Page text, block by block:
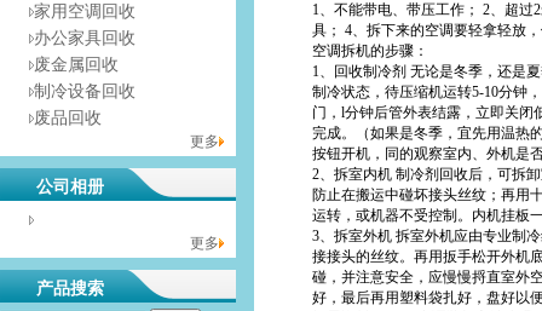
家用空调回收
办公家具回收
废金属回收
制冷设备回收
废品回收
更多
公司相册
没有相册分类！
更多
产品搜索
1、不能带电、带压工作； 2、超
具； 4、拆下来的空调要轻拿轻放
空调拆机的步骤：
1、回收制冷剂 无论是冬季，还是
制冷状态，待压缩机运转5-10分钟
门，l分钟后管外表结露，立即关闭
完成。（如果是冬季，宜先用温热
按钮开机，同的观察室内、外机是
2、拆室内机 制冷剂回收后，可拆
防止在搬运中碰坏接头丝纹；再用
运转，或机器不受控制。内机挂板
3、拆室外机 拆室外机应由专业制
接接头的丝纹。再用扳手松开外机
碰，并注意安全，应慢慢捋直室外
好，最后再用塑料袋扎好，盘好以